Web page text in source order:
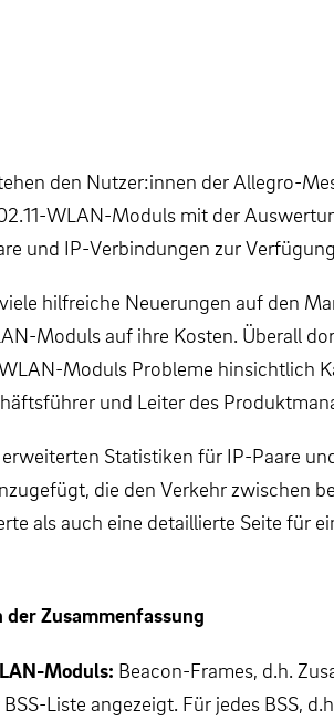
den Nutzer:innen der Allegro-
WLAN-Moduls mit der
und IP-Verbindungen zur
hilfreiche Neuerungen auf den
Moduls auf ihre Kosten. Überall
Moduls Probleme hinsichtlich
und Leiter des
Statistiken für IP-Paare
die den Verkehr zwischen
als auch eine detaillierte Seite für
der Zusammenfassung
Moduls: Beacon-Frames, d.h.
Liste angezeigt. Für jedes BSS,